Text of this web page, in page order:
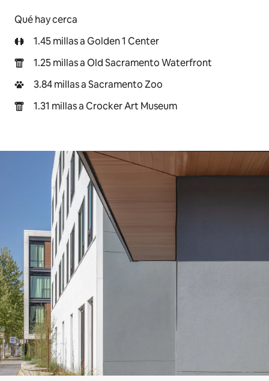
Qué hay cerca
1.45 millas a Golden 1 Center
1.25 millas a Old Sacramento Waterfront
3.84 millas a Sacramento Zoo
1.31 millas a Crocker Art Museum